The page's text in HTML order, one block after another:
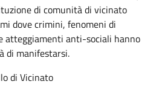
di comunità di vicinato
dove crimini, fenomeni di
atteggiamenti anti-sociali hanno
di manifestarsi.
di Vicinato